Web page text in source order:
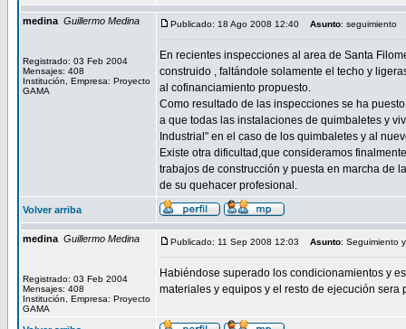
medina Guillermo Medina
Registrado: 03 Feb 2004
Mensajes: 408
Institución, Empresa: Proyecto
GAMA
Publicado: 18 Ago 2008 12:40 Asunto: seguimiento
En recientes inspecciones al area de Santa
construido , faltándole solamente el techo y
al cofinanciamiento propuesto.
Como resultado de las inspecciones se ha
a que todas las instalaciones de quimbaletes y
Industrial" en el caso de los quimbaletes y al
Existe otra dificultad,que consideramos
trabajos de construcción y puesta en marcha de
de su quehacer profesional.
Volver arriba
medina Guillermo Medina
Registrado: 03 Feb 2004
Mensajes: 408
Institución, Empresa: Proyecto
GAMA
Publicado: 11 Sep 2008 12:03 Asunto: Seguimiento
Habiéndose superado los condicionamientos y
materiales y equipos y el resto de ejecución